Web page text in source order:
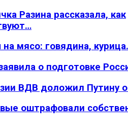
Разина рассказала, как
мясо: говядина,
о подготовке
ВДВ доложил Путину
оштрафовали